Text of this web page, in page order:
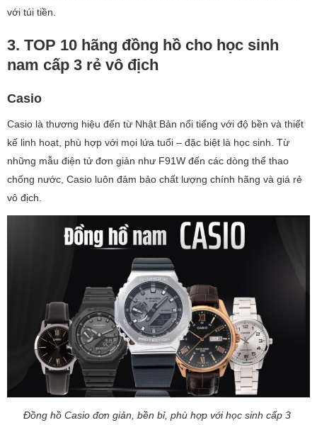
với túi tiền.
3. TOP 10 hãng đồng hồ cho học sinh
nam cấp 3 rẻ vô địch
Casio
Casio là thương hiệu đến từ Nhật Bản nổi tiếng với độ bền và thiết
kế linh hoạt, phù hợp với mọi lứa tuổi – đặc biệt là học sinh. Từ
những mẫu điện tử đơn giản như F91W đến các dòng thể thao
chống nước, Casio luôn đảm bảo chất lượng chính hãng và giá rẻ
vô địch.
Đồng hồ Casio đơn giản, bền bỉ, phù hợp với học sinh cấp 3